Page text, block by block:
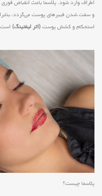
اطراف وارد شود. پلاسما باعث انقباض
و سفت شدن فیبرهای پوست می‌گردد،
استحکام و کشش پوست(اثر لیفتینگ)
پلاسما چیست؟